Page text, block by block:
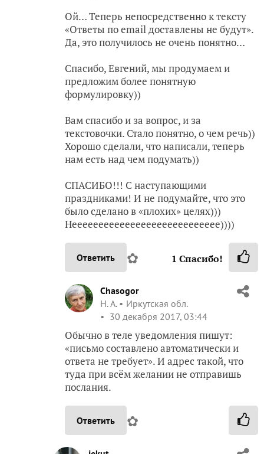
Ой… Теперь непосредственно к тексту
«Ответы по email доставлены не будут».
Да, это получилось не очень понятно…
Спасибо, Евгений, мы продумаем и
предложим более понятную
формулировку))
Вам спасибо и за вопрос, и за
текстовочки. Стало понятно, о чем речь))
Хорошо сделали, что написали, теперь
нам есть над чем подумать))
СПАСИБО!!! С наступающими
праздниками! И не подумайте, что это
было сделано в «плохих» целях)))
Нееееееееееееееееееееееееееее))))
Ответить ✿ 1 Спасибо!
Chasogor
Н. А.
Иркутская обл.
30 декабря 2017, 03:44
Обычно в теле уведомления пишут:
«письмо составлено автоматически и
ответа не требует». И адрес такой, что
туда при всём желании не отправишь
послания.
Ответить ✿